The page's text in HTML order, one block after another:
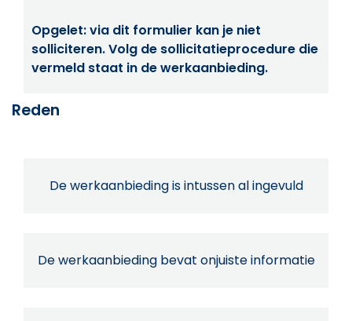
Opgelet: via dit formulier kan je niet
solliciteren. Volg de sollicitatieprocedure die
vermeld staat in de werkaanbieding.
Reden
De werkaanbieding is intussen al ingevuld
De werkaanbieding bevat onjuiste informatie